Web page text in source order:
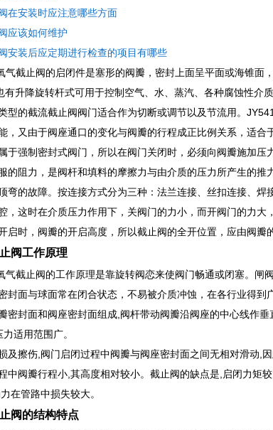
在安装时应注意哪些方面
应该如何维护
安装后应定期进行检查的项目有哪些
气截止阀的启闭件是塞形的阀瓣，密封上面呈平面或海锥面
有升降旋转杆式可用于控制空气、水、蒸汽、各种腐蚀性介
型的截流截止阀阀门适合作为切断或调节以及节流用。
，又由于阀座通口的变化与阀瓣的行程成正比例关系，适合
于强制密封式阀门，所以在阀门关闭时，必须向阀瓣施加
的阻力，是阀杆和填料的摩擦力与由介质的压力所产生的
弯的故障。按连接方式分为三种：法兰连接、丝扣连接、
，这时在介质压力作用下，关阀门的力小，而开阀门的力
启时，阀瓣的开启高度，所以截止阀的全开位置，应由阀瓣
阀工作原理
气截止阀的工作原理是靠旋转阀恋来使阀门畅通或闭塞。闸
封面与球面常在闭合状态，不易被介质冲蚀，在各行业得到
密封面和阀座密封面组成,阀杆带动阀瓣沿阀座的中心线作
适用范围广。
及擦伤,阀门启闭过程中阀瓣与阀座密封面之间无相对滑动,
中阀瓣行程小,其高度相对较小。截止阀的缺点是,启闭力矩
在管路中损失较大。
阀的结构特点